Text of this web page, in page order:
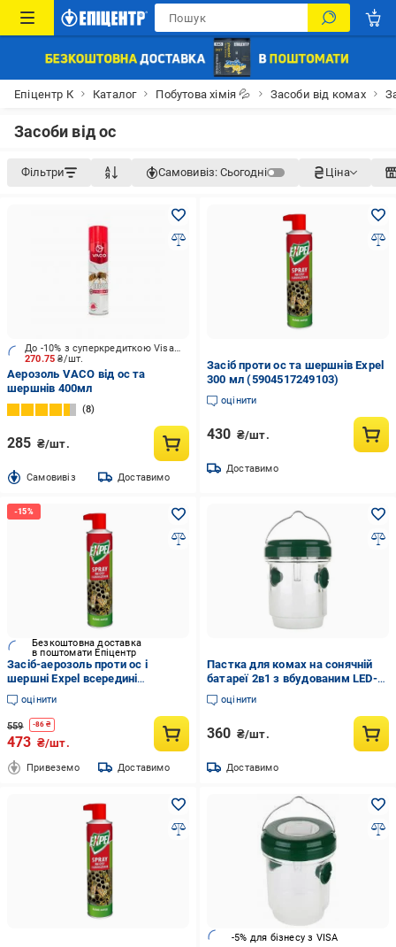
Епіцентр К Каталог Побутова хімія 💦 Засоби від комах
Засоби від ос
Фільтри Самовивіз: Сьогодні Ціна
270.75₴/шт.
До -10% з суперкредиткою Visa Вигода
Аерозоль VACO від ос та
шершнів 400мл
8
285 ₴/шт.
Cамовивіз Доставимо
Засіб проти ос та шершнів Expel
300 мл (5904517249103)
оцінити
430 ₴/шт.
Доставимо
Безкоштовна доставка
в поштомати Епіцентр
Засіб-аерозоль проти ос і
шершні Expel всередині
приміщення і на відкритому
повітрі 230х55х55 мм 300 мл
(2252704404)
оцінити
559 -86 ₴
473 ₴/шт.
Привеземо Доставимо
Пастка для комах на сонячній
батареї 2в1 з вбудованим LED-
ліхтариком
оцінити
360 ₴/шт.
Доставимо
-5% для бізнесу з VISA